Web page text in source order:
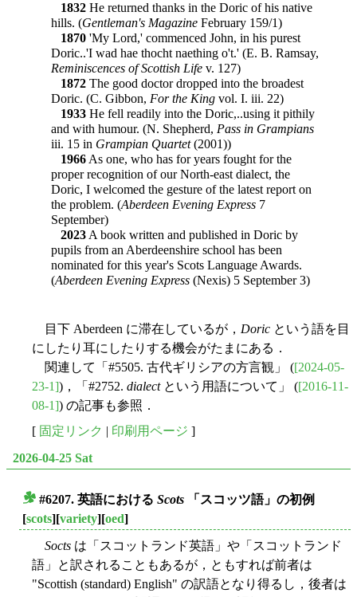
1832 He returned thanks in the Doric of his native
hills. (Gentleman's Magazine February 159/1)
1870 'My Lord,' commenced John, in his purest
Doric..'I wad hae thocht naething o't.' (E. B. Ramsay,
Reminiscences of Scottish Life v. 127)
1872 The good doctor dropped into the broadest
Doric. (C. Gibbon, For the King vol. I. iii. 22)
1933 He fell readily into the Doric,..using it pithily
and with humour. (N. Shepherd, Pass in Grampians
iii. 15 in Grampian Quartet(2001))
1966 As one, who has for years fought for the
proper recognition of our North-east dialect, the
Doric, I welcomed the gesture of the latest report on
the problem. (Aberdeen Evening Express 7
September)
2023 A book written and published in Doric by
pupils from an Aberdeenshire school has been
nominated for this year's Scots Language Awards.
(Aberdeen Evening Express (Nexis) 5 September 3)
目下 Aberdeen に滞在しているが， Doric という語を目
にしたり耳にしたりする機会がたまにある．
関連して「#5505. 古代ギリシアの方言観」 ([2024-05-
23-1])，「#2752. dialectという用語について」 ([2016-11-
08-1]) の記事も参照．
[ 固定リンク | 印刷用ページ ]
2026-04-25 Sat
#6207. 英語における Scots 「スコッツ語」の初例
[scots][variety][oed]
Socts は「スコットランド英語」や「スコットランド
語」と訳されることもあるが，ともすれば前者は
"Scottish (standard) English" の訳語となり得るし，後者は